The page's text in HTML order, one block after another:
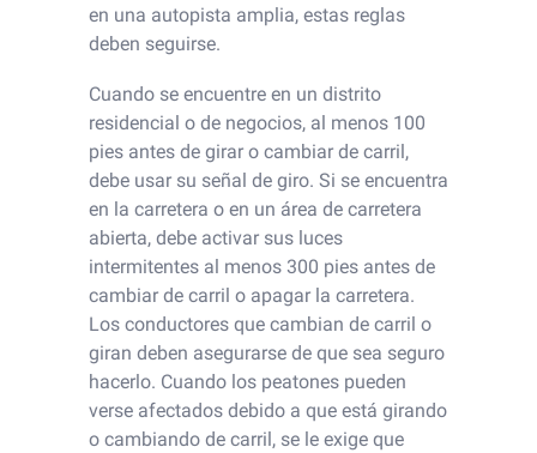
en una autopista amplia, estas reglas
deben seguirse.
Cuando se encuentre en un distrito
residencial o de negocios, al menos 100
pies antes de girar o cambiar de carril,
debe usar su señal de giro. Si se encuentra
en la carretera o en un área de carretera
abierta, debe activar sus luces
intermitentes al menos 300 pies antes de
cambiar de carril o apagar la carretera.
Los conductores que cambian de carril o
giran deben asegurarse de que sea seguro
hacerlo. Cuando los peatones pueden
verse afectados debido a que está girando
o cambiando de carril, se le exige que